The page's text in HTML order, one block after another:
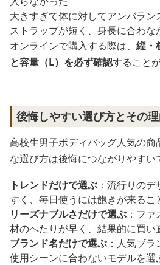
大きすぎて体に対してアンバラン
ストラップが短く、身長に合わな
オンラインで購入する際は、 縦・
と容量（L）を必ず確認すること
後悔しやすい選び方とその
高校生男子ボディバッグ人気の商
な選び方は後悔につながりやすい
トレンドだけで選ぶ ：流行りの
すく、毎日使うには飽きが来るこ
リーズナブルさだけで選ぶ ：フ
材のへたりが早く、結果的に買い
ブランド名だけで選ぶ ：人気ブ
使用シーンに合わないモデルを選